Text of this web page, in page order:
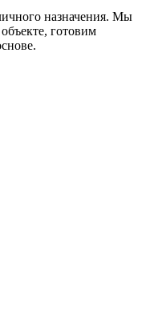
назначения. Мы
готовим